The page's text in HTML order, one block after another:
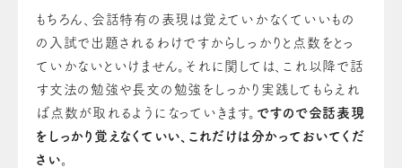
もちろん、会話特有の表現は覚えていかなくていいもの
の入試で出題されるわけですからしっかりと点数をとっ
て いかないといけません。 それに関しては、これ以降で話
す文法の勉強や長文の勉強をしっかり実践してもらえれ
ば点数が取れるようになっていきます。 ですので会話表現
をしっかり覚えなくていい、これだけは分かっておいて くだ
さい。